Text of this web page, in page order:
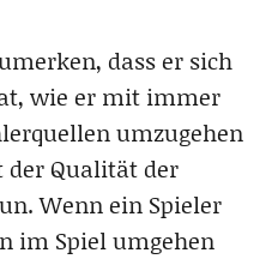
dass er sich
wie er mit immer
umzugehen
der Qualität der
Wenn ein Spieler
im Spiel umgehen